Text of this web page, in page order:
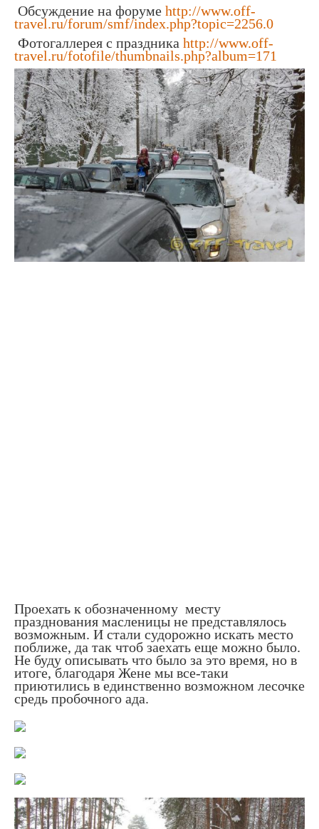
Обсуждение на форуме http://www.off-
travel.ru/forum/smf/index.php?topic=2256.0
Фотогаллерея с праздника http://www.off-
travel.ru/fotofile/thumbnails.php?album=171
Проехать к обозначенному месту
празднования масленицы не представлялось
возможным. И стали судорожно искать место
поближе, да так чтоб заехать еще можно было.
Не буду описывать что было за это время, но в
итоге, благодаря Жене мы все-таки
приютились в единственно возможном лесочке
средь пробочного ада.